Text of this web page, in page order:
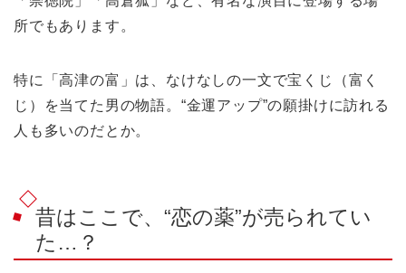
所でもあります。
特に「高津の富」は、なけなしの一文で宝くじ（富く
じ）を当てた男の物語。“金運アップ”の願掛けに訪れる
人も多いのだとか。
昔はここで、“恋の薬”が売られてい
た…？